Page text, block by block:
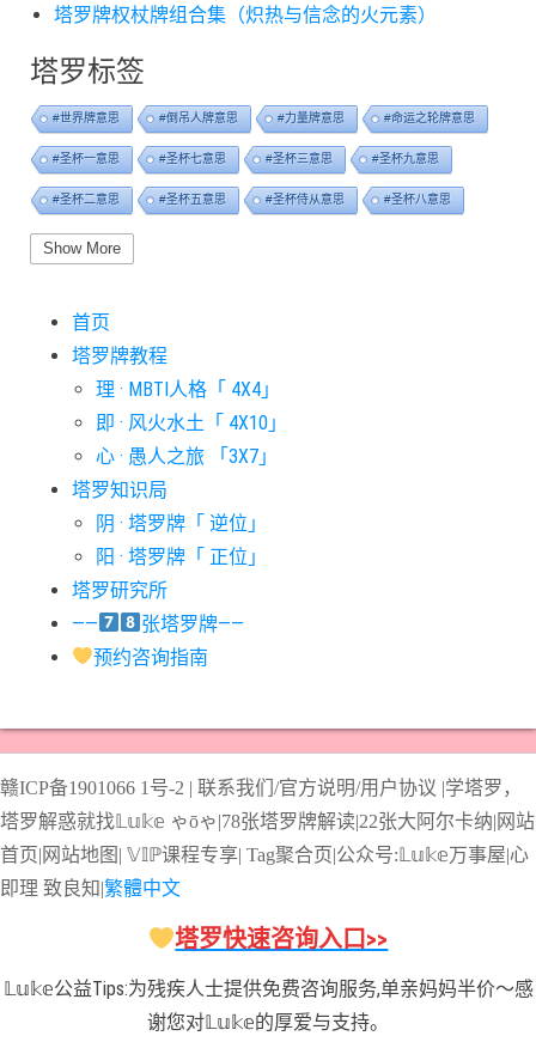
塔罗牌权杖牌组合集（炽热与信念的火元素）
塔罗标签
#世界牌意思 #倒吊人牌意思 #力量牌意思 #命运之轮牌意思
#圣杯一意思 #圣杯七意思 #圣杯三意思 #圣杯九意思
#圣杯二意思 #圣杯五意思 #圣杯侍从意思 #圣杯八意思
#圣杯六意思
#宝剑七意思
#宝剑五意思 #宝剑侍从意思
#宝剑十意思 #宝剑四意思 #宝剑国王意思
#愚人牌意思 #战车牌意思
#星币七意思 #星币三意思
#星币五意思 #星币侍从意思
#星币骑士意思 #星星牌意思
#权杖五意思 #权杖侍从意思 #权杖八意思 #权杖六意思
#权杖骑士意思 #死神牌意思 #皇后牌意思
#皇帝牌意思 #节制牌意思 #隐士牌意思 #高塔牌意思
#魔术师意思 圣杯骑士意思
Show More
首页
塔罗牌教程
理 · MBTI人格「 4X4」
即 · 风火水土「 4X10」
心 · 愚人之旅 「3X7」
塔罗知识局
阴 · 塔罗牌「 逆位」
阳 · 塔罗牌「 正位」
塔罗研究所
——
张塔罗牌——
预约咨询指南
赣ICP备1901066 1号-2 | 联系我们/官方说明/用户协议 |学塔罗，
塔罗解惑就找𝕃𝕦𝕜𝕖 ゃōゃ|78张塔罗牌解读|22张大阿尔卡纳| 网站
首页| 网站地图 | 𝕍𝕀ℙ课程专享| Tag聚合页|公众号:𝕃𝕦𝕜𝕖万事屋|心
即理 致良知|繁體中文
塔罗快速咨询入口>>
𝕃𝕦𝕜𝕖公益Tips:为残疾人士提供免费咨询服务,单亲妈妈半价～感
谢您对𝕃𝕦𝕜𝕖的厚爱与支持。